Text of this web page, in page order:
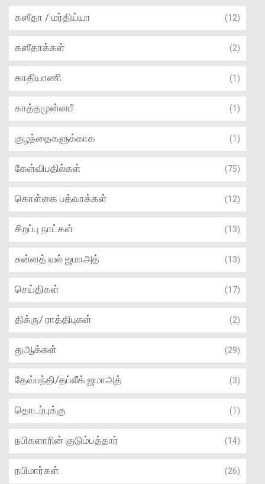
கஸீதா / மர்திய்யா (12)
கஸீதாக்கள் (2)
காதியாணி (1)
காத்தமுன்னபீ (1)
குழந்தைகளுக்காக (1)
கேள்விபதில்கள் (75)
கொள்கை பத்வாக்கள் (12)
சிறப்பு நாட்கள் (13)
சுன்னத் வல் ஜமாஅத் (13)
செய்திகள் (17)
திக்ரு/ ராத்திபுகள் (2)
துஆக்கள் (29)
தேவ்பந்தி/தப்லீக் ஜமாஅத் (3)
தொடர்புக்கு (1)
நபிகளாரின் குடும்பத்தார் (14)
நபிமார்கள் (26)